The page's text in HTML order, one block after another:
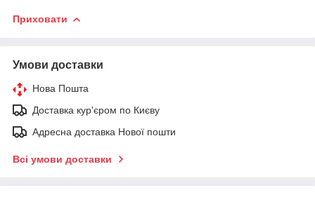
Приховати
Умови доставки
Нова Пошта
Доставка кур'єром по Києву
Адресна доставка Нової пошти
Всі умови доставки